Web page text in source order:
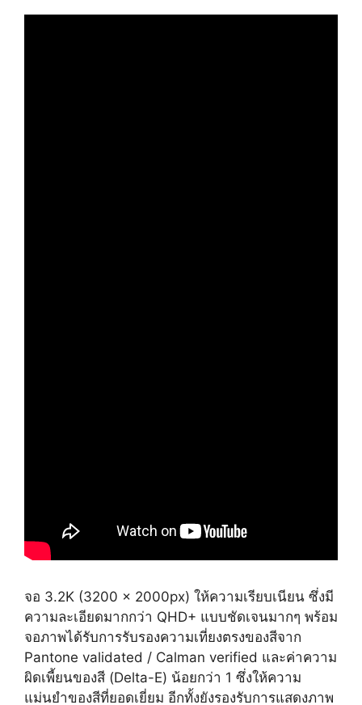
จอ 3.2K (3200 x 2000px) ให้ความเรียบเนียน ซึ่งมี
ความละเอียดมากกว่า QHD+ แบบชัดเจนมากๆ พร้อม
จอภาพได้รับการรับรองความเที่ยงตรงของสีจาก
Pantone validated / Calman verified และค่าความ
ผิดเพี้ยนของสี (Delta-E) น้อยกว่า 1 ซึ่งให้ความ
แม่นยำของสีที่ยอดเยี่ยม อีกทั้งยังรองรับการแสดงภาพ